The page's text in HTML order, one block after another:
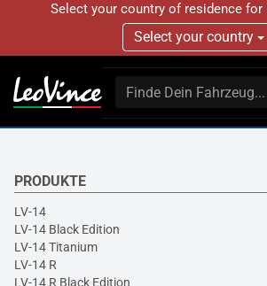
Select your country of residence
Select your country
PRODUKTE
LV-14
LV-14 Black Edition
LV-14 Titanium
LV-14 R
LV-14 R Black Edition